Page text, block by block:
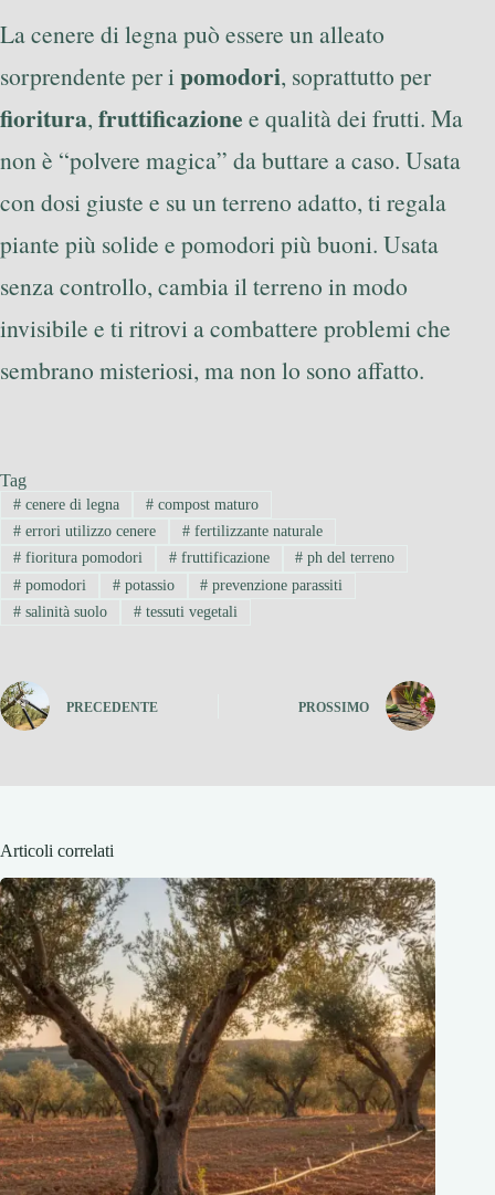
La cenere di legna può essere un alleato
sorprendente per ipomodori, soprattutto per
fioritura, fruttificazione e qualità dei frutti. Ma
non è “polvere magica” da buttare a caso. Usata
con dosi giuste e su un terreno adatto, ti regala
piante più solide e pomodori più buoni. Usata
senza controllo, cambia il terreno in modo
invisibile e ti ritrovi a combattere problemi che
sembrano misteriosi, ma non lo sono affatto.
Tag
#cenere di legna #compost maturo
#errori utilizzo cenere #fertilizzante naturale
#fioritura pomodori #fruttificazione # ph del terreno
#pomodori #potassio # prevenzione parassiti
#salinità suolo #tessuti vegetali
PRECEDENTE PROSSIMO
Articoli correlati